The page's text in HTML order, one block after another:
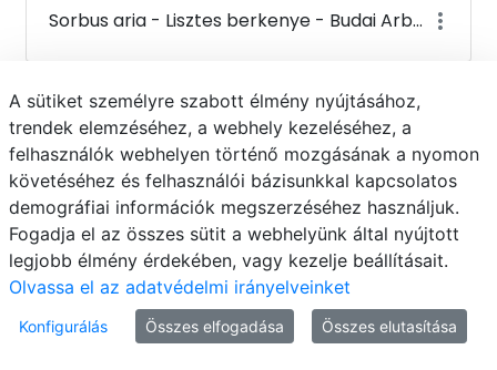
Sorbus aria - Lisztes berkenye - Budai Arborétum
A sütiket személyre szabott élmény nyújtásához,
trendek elemzéséhez, a webhely kezeléséhez, a
felhasználók webhelyen történő mozgásának a nyomon
követéséhez és felhasználói bázisunkkal kapcsolatos
demográfiai információk megszerzéséhez használjuk.
Fogadja el az összes sütit a webhelyünk által nyújtott
legjobb élmény érdekében, vagy kezelje beállításait.
Olvassa el az adatvédelmi irányelveinket
Konfigurálás Összes elfogadása Összes elutasítása